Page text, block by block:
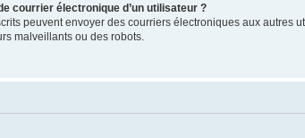
courrier électronique d’un utilisateur ?
peuvent envoyer des courriers électroniques aux autres
malveillants ou des robots.